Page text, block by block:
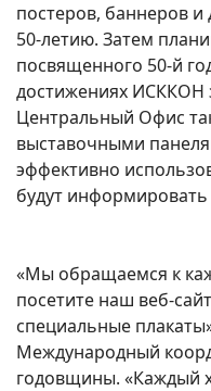
постеров, баннеров
50-летию. Затем
посвященного 50-й
достижениях ИСККОН
Центральный Офис
выставочными
эффективно
будут
«Мы обращаемся к
посетите наш веб-
специальные
Международный
годовщины. «Каждый